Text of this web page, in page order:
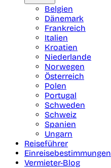
Belgien
Dänemark
Frankreich
Italien
Kroatien
Niederlande
Norwegen
Österreich
Polen
Portugal
Schweden
Schweiz
Spanien
Ungarn
Reiseführer
Einreisebestimmungen
Vermieter-Blog